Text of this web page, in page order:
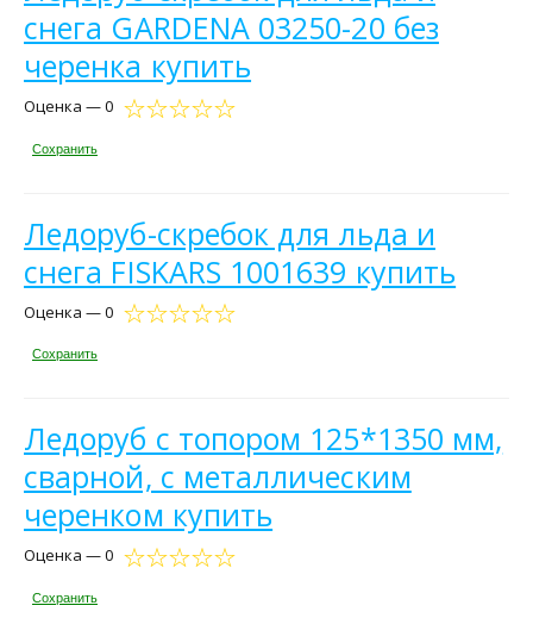
снега GARDENA 03250-20 без
черенка купить
Оценка — 0
Сохранить
Ледоруб-скребок для льда и
снега FISKARS 1001639 купить
Оценка — 0
Сохранить
Ледоруб с топором 125*1350 мм,
сварной, с металлическим
черенком купить
Оценка — 0
Сохранить